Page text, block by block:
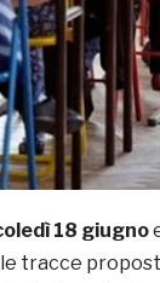
18 giugno
tracce